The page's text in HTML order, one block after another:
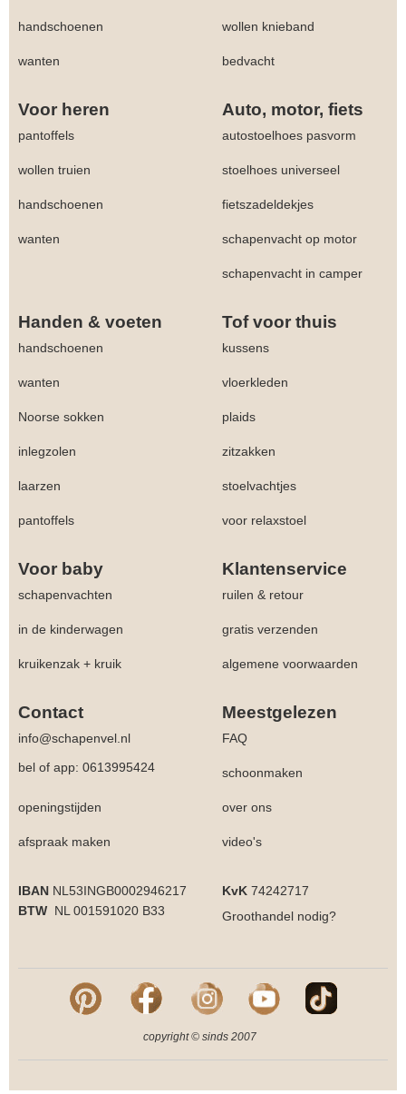
handschoenen wollen knieband
wanten bedvacht
Voor heren Auto, motor, fiets
pantoffels autostoelhoes pasvorm
wollen truien stoelhoes universeel
handschoenen fietszadeldekjes
wanten schapenvacht op motor
schapenvacht in camper
Handen & voeten Tof voor thuis
handschoenen kussens
wanten vloerkleden
Noorse sokken plaids
inlegzolen zitzakken
laarzen stoelvachtjes
pantoffels voor relaxstoel
Voor baby Klantenservice
schapenvachten ruilen & retour
in de kinderwagen gratis verzenden
kruikenzak + kruik algemene voorwaarden
Contact Meestgelezen
info@schapenvel.nl
FAQ
bel of app: 0613995424
schoonmaken
openingstijden over ons
afspraak maken video's
IBAN NL53INGB0002946217 KvK 74242717
BTW NL 001591020 B33 Groothandel nodig?
copyright © sinds 2007